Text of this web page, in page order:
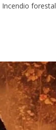
Incendio forestal